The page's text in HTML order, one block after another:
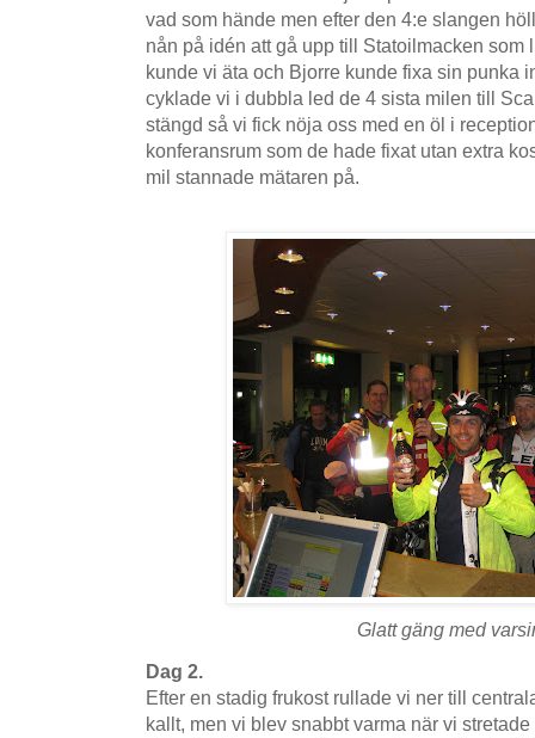
vad som hände men efter den 4:e slangen
nån på idén att gå upp till Statoilmacken som
kunde vi äta och Bjorre kunde fixa sin punka
cyklade vi i dubbla led de 4 sista milen till
stängd så vi fick nöja oss med en öl i
konferansrum som de hade fixat utan extra
mil stannade mätaren på.
Glatt gäng med
Dag 2.
Efter en stadig frukost rullade vi ner till
kallt, men vi blev snabbt varma när vi